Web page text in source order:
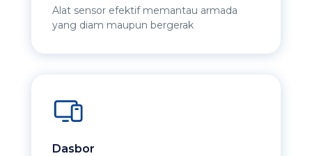
Alat sensor efektif memantau armada
yang diam maupun bergerak
Dasbor